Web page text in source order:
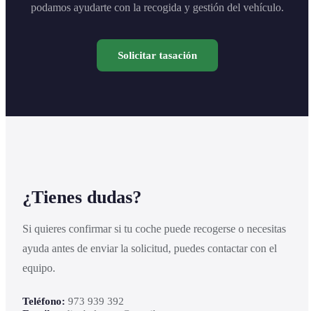
podamos ayudarte con la recogida y gestión del vehículo.
Solicitar tasación
¿Tienes dudas?
Si quieres confirmar si tu coche puede recogerse o necesitas
ayuda antes de enviar la solicitud, puedes contactar con el
equipo.
Teléfono: 973 939 392